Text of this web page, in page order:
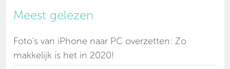
Meest gelezen
Foto's van iPhone naar PC overzetten: Zo
makkelijk is het in 2020!